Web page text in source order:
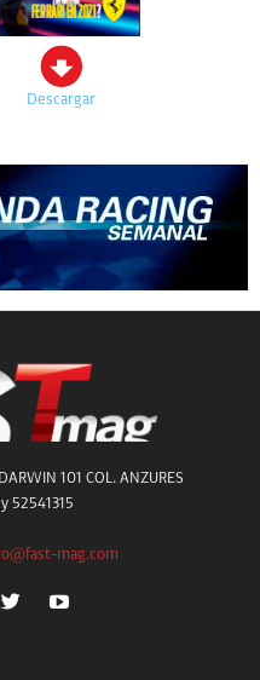
Descargar
101 COL. ANZURES
y 52541315
mag.com